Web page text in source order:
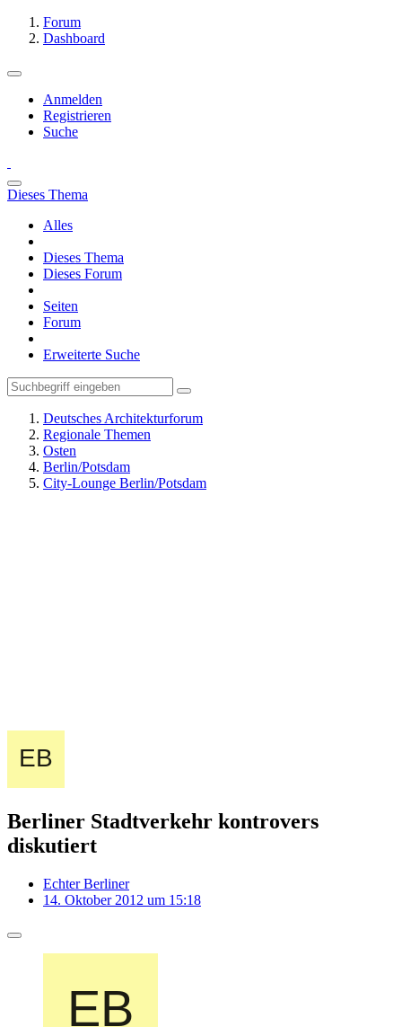
Forum
Dashboard
Anmelden
Registrieren
Suche
Dieses Thema
Alles
Dieses Thema
Dieses Forum
Seiten
Forum
Erweiterte Suche
Deutsches Architekturforum
Regionale Themen
Osten
Berlin/Potsdam
City-Lounge Berlin/Potsdam
Berliner Stadtverkehr kontrovers
diskutiert
Echter Berliner
14. Oktober 2012 um 15:18